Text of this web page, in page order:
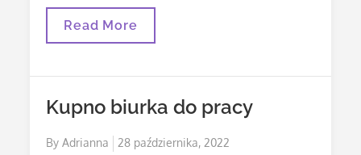
Laptopy
Read More
Kupno biurka do pracy
ByAdrianna
Posted
28 października, 2022